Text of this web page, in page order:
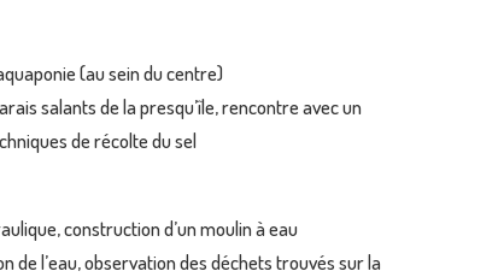
(au sein du centre)
salants de la presqu’île, rencontre avec un
de récolte du sel
construction d’un moulin à eau
de l’eau, observation des déchets trouvés sur la